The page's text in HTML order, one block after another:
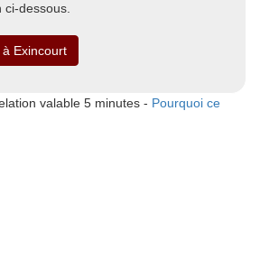
dessous.
Exincourt
valable 5 minutes - Pourquoi ce